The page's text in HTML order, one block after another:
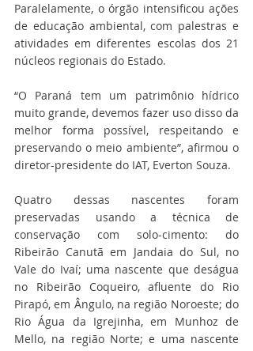
Paralelamente, o órgão intensificou ações
de educação ambiental, com palestras e
atividades em diferentes escolas dos 21
núcleos regionais do Estado.
“O Paraná tem um patrimônio hídrico
muito grande, devemos fazer uso disso da
melhor forma possível, respeitando e
preservando o meio ambiente”, afirmou o
diretor-presidente do IAT, Everton Souza.
Quatro dessas nascentes foram
preservadas usando a técnica de
conservação com solo-cimento: do
Ribeirão Canutã em Jandaia do Sul, no
Vale do Ivaí; uma nascente que deságua
no Ribeirão Coqueiro, afluente do Rio
Pirapó, em Ângulo, na região Noroeste; do
Rio Água da Igrejinha, em Munhoz de
Mello, na região Norte; e uma nascente